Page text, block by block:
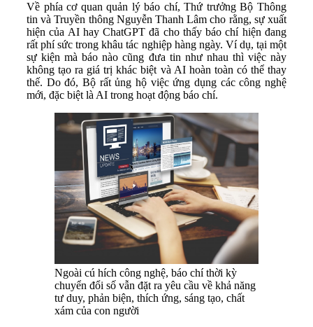
Về phía cơ quan quản lý báo chí, Thứ trưởng Bộ Thông
tin và Truyền thông Nguyễn Thanh Lâm cho rằng, sự xuất
hiện của AI hay ChatGPT đã cho thấy báo chí hiện đang
rất phí sức trong khâu tác nghiệp hàng ngày. Ví dụ, tại một
sự kiện mà báo nào cũng đưa tin như nhau thì việc này
không tạo ra giá trị khác biệt và AI hoàn toàn có thể thay
thế. Do đó, Bộ rất ủng hộ việc ứng dụng các công nghệ
mới, đặc biệt là AI trong hoạt động báo chí.
Ngoài cú hích công nghệ, báo chí thời kỳ
chuyển đổi số vẫn đặt ra yêu cầu về khả năng
tư duy, phản biện, thích ứng, sáng tạo, chất
xám của con người